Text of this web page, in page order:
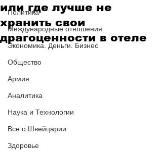
Политика
Международные отношения
Экономика. Деньги. Бизнес
Общество
Армия
Аналитика
Наука и Технологии
Все о Швейцарии
Здоровье
или где лучше не
хранить свои
драгоценности в отеле